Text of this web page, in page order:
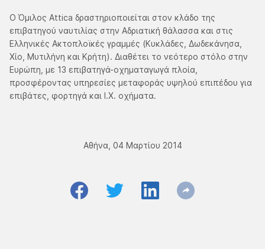
Ο Όμιλος Attica δραστηριοποιείται στον κλάδο της
επιβατηγού ναυτιλίας στην Αδριατική θάλασσα και στις
Ελληνικές Ακτοπλοϊκές γραμμές (Κυκλάδες, Δωδεκάνησα,
Χίο, Μυτιλήνη και Κρήτη). Διαθέτει το νεότερο στόλο στην
Ευρώπη, με 13 επιβατηγά-οχηματαγωγά πλοία,
προσφέροντας υπηρεσίες μεταφοράς υψηλού επιπέδου για
επιβάτες, φορτηγά και Ι.Χ. οχήματα.
Αθήνα, 04 Μαρτίου 2014